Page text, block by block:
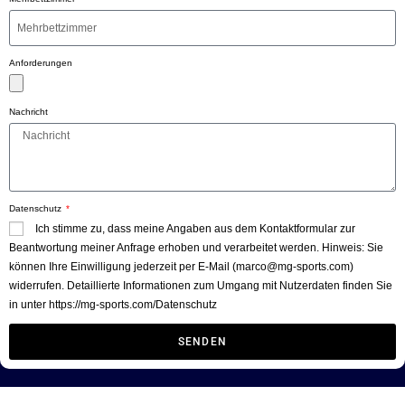
Anforderungen
Nachricht
Datenschutz
Ich stimme zu, dass meine Angaben aus dem Kontaktformular zur
Beantwortung meiner Anfrage erhoben und verarbeitet werden. Hinweis: Sie
können Ihre Einwilligung jederzeit per E-Mail (marco@mg-sports.com)
widerrufen. Detaillierte Informationen zum Umgang mit Nutzerdaten finden Sie
in unter https://mg-sports.com/Datenschutz
SENDEN